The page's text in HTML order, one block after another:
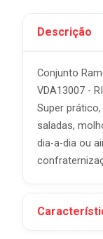
Descrição
Conjunto
VDA13007 -
Super
saladas,
dia-a-dia ou